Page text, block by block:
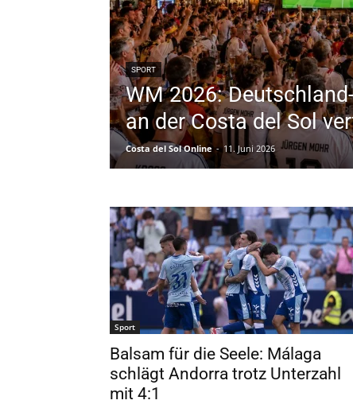
SPORT
WM 2026:
an der Costa del Sol
Costa del Sol Online - 11. Juni 2026
Sport
Balsam für die Seele: Málaga
schlägt Andorra trotz Unterzahl
mit 4:1